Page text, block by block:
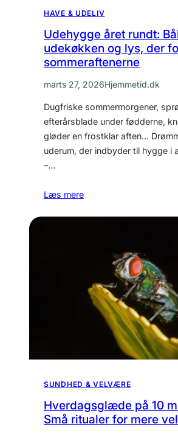
HAVE & UDELIV
Udehygge året rundt:
udekøkken og lys, der
sommeraftenerne
marts 27, 2026Hjemmetid.dk
Dugfriske sommermorgener,
efterårsblade under fødderne,
gløder en frostklar aften…
uderum, der indbyder til hygge i
–…
Læs mere
SUNDHED & VELVÆRE
Hverdagsglæde på 10
Små ritualer for mere